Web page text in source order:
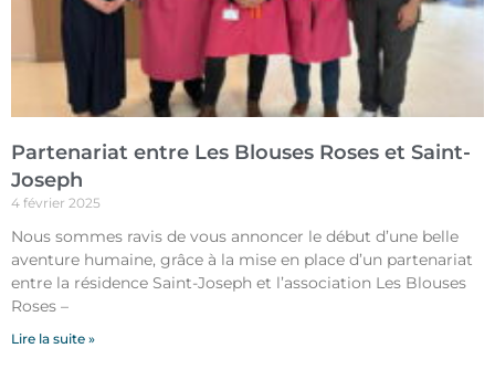
Partenariat entre Les Blouses Roses et Saint-
Joseph
4 février 2025
Nous sommes ravis de vous annoncer le début d’une belle
aventure humaine, grâce à la mise en place d’un partenariat
entre la résidence Saint-Joseph et l’association Les Blouses
Roses –
Lire la suite »